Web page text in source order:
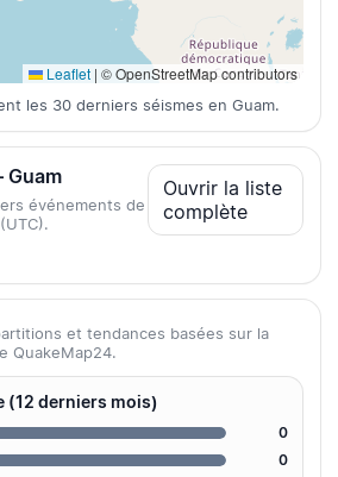
Leaflet | © OpenStreetMap contributors
les 30 derniers séismes en Guam.
Guam
événements de
Ouvrir la liste
complète
et tendances basées sur la
QuakeMap24.
(12 derniers mois)
0
0